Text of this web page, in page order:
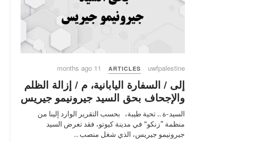
uwfpalestine
ARTICLES
11 months ago
إلى / السفارة اليابانية، م / إزالة الظلم
والإجحاف بحق السيد جيرونيمو جيريس
السيد-ة ... تحية طيبة، بحسب التقرير الوارد إلينا من
منظمة “زنكو” في مدينة كيوتو، فقد تعرض السيد
جيرونيمو جيريس، الذي شغل منصب ...